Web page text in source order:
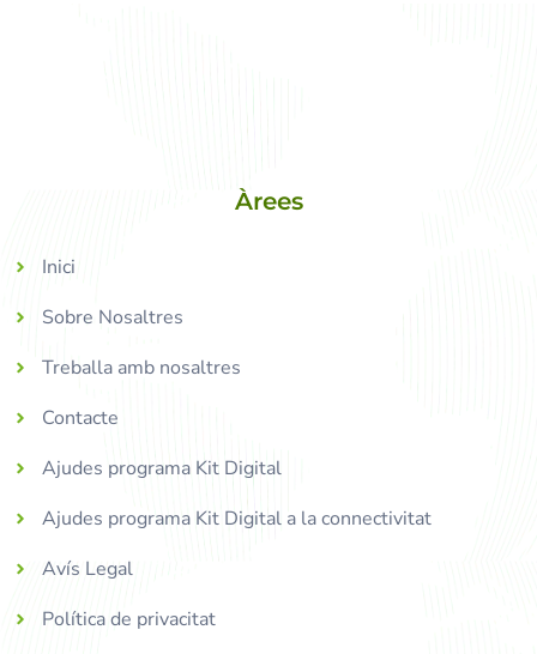
Àrees
Inici
Sobre Nosaltres
Treballa amb nosaltres
Contacte
Ajudes programa Kit Digital
Ajudes programa Kit Digital a la connectivitat
Avís Legal
Política de privacitat